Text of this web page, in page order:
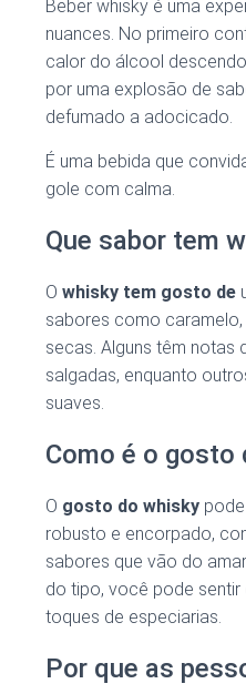
Beber whisky é uma
nuances. No primeiro
calor do álcool
por uma explosão de
defumado a adocicado.
É uma bebida que
gole com calma.
Que sabor tem
O whisky tem gosto de
sabores como caramelo,
secas. Alguns têm notas
salgadas, enquanto
suaves.
Como é o gosto
O gosto do whisky
robusto e encorpado,
sabores que vão do
do tipo, você pode
toques de especiarias.
Por que as